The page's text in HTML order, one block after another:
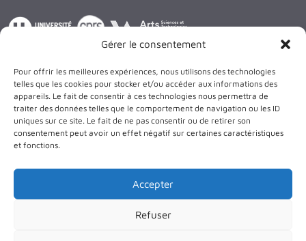
Gérer le consentement
Pour offrir les meilleures expériences, nous utilisons des technologies
telles que les cookies pour stocker et/ou accéder aux informations des
appareils. Le fait de consentir à ces technologies nous permettra de
traiter des données telles que le comportement de navigation ou les ID
uniques sur ce site. Le fait de ne pas consentir ou de retirer son
consentement peut avoir un effet négatif sur certaines caractéristiques
et fonctions.
Accepter
Refuser
Suivez nous sur les réseaux
LinkedIn
X Facebook
YouTube
Le bâtiment et les équipements du LEM3 sont cofinancés par
l’Union Européenne